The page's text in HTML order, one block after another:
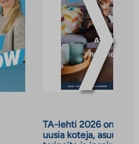
TA-lehti 2026 on
uusia koteja, asumisen